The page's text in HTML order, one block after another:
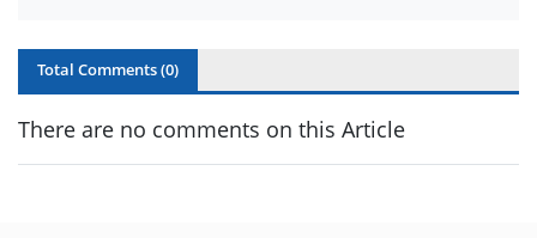
Total Comments (0)
There are no comments on this Article